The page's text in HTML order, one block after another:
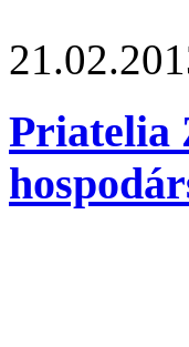
Priatelia